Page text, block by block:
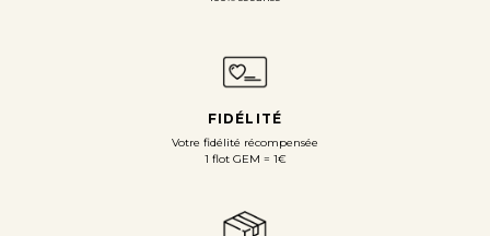
FIDÉLITÉ
Votre fidélité récompensée
1 flot GEM = 1€